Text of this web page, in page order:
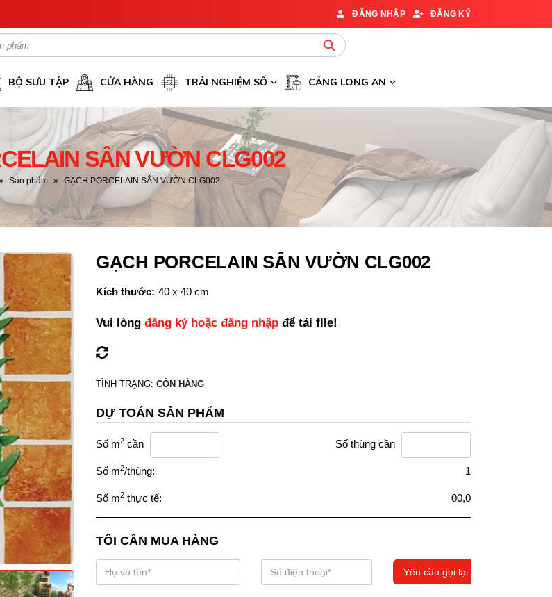
ĐĂNG NHẬP ĐĂNG KÝ
BỘ SƯU TẬP CỬA HÀNG TRẢI NGHIỆM SỐ CẢNG LONG AN
SÂN VƯỜN CLG002
Sản phẩm » GẠCH PORCELAIN SÂN VƯỜN CLG002
GẠCH PORCELAIN SÂN VƯỜN CLG002
Kích thước: 40 x 40 cm
Vui lòng đăng ký hoặc đăng nhập để tải file!
TÌNH TRẠNG: CÒN HÀNG
DỰ TOÁN SẢN PHẨM
Số m2 cần Số thùng cần
Số m2/thùng: 1
Số m2 thực tế: 00,0
TÔI CẦN MUA HÀNG